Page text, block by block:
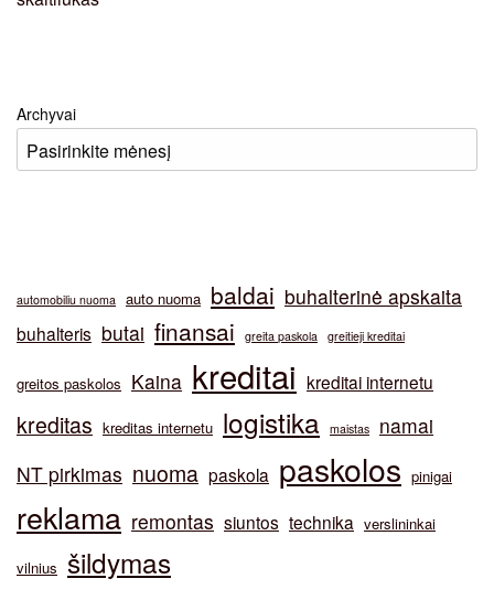
Archyvai
automobiliu nuoma auto nuoma baldai buhalterinė apskaita
buhalteris butai finansai greita paskola greitieji kreditai
greitos paskolos Kaina kreditai kreditai internetu
kreditas kreditas internetu logistika maistas
namai
NT pirkimas nuoma paskola paskolos pinigai
reklama remontas siuntos technika verslininkai
vilnius šildymas